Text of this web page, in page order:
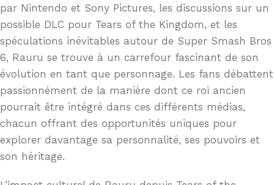
par Nintendo et Sony Pictures, les discussions sur un
possible DLC pour Tears of the Kingdom, et les
spéculations inévitables autour de Super Smash Bros
6, Rauru se trouve à un carrefour fascinant de son
évolution en tant que personnage. Les fans débattent
passionnément de la manière dont ce roi ancien
pourrait être intégré dans ces différents médias,
chacun offrant des opportunités uniques pour
explorer davantage sa personnalité, ses pouvoirs et
son héritage.